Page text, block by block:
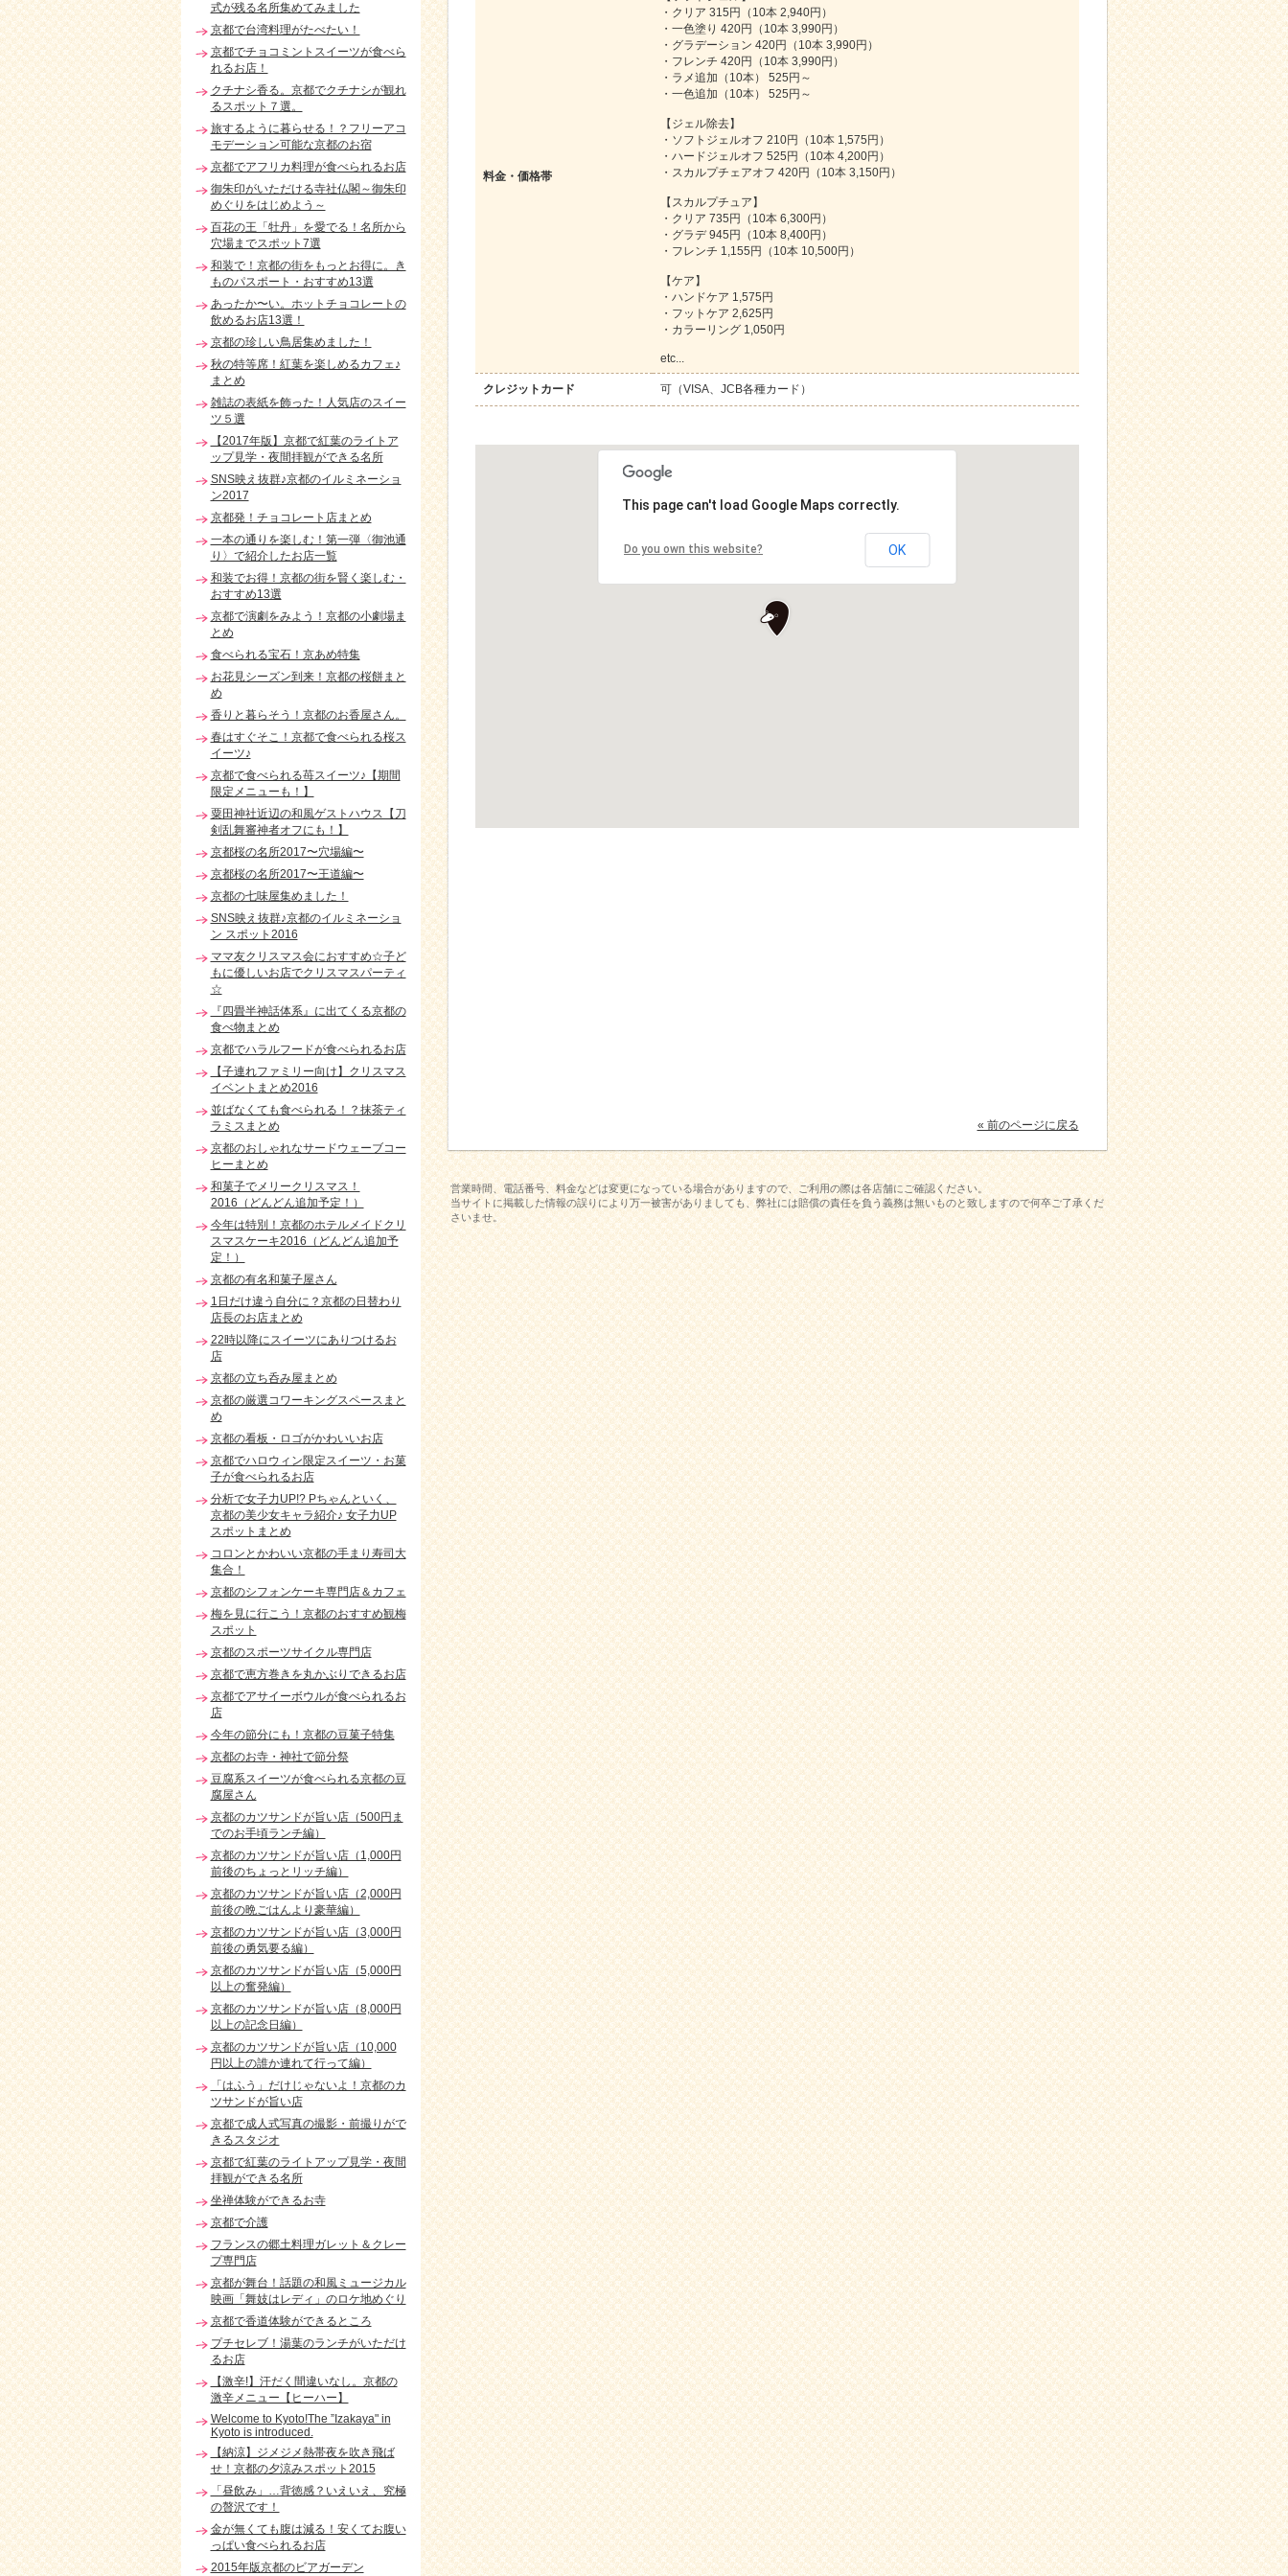
料金・価格帯
・クリア 315円（10本 2,940円）
・一色塗り 420円（10本 3,990円）
・グラデーション 420円（10本 3,990円）
・フレンチ 420円（10本 3,990円）
・ラメ追加（10本） 525円～
・一色追加（10本） 525円～
【ジェル除去】
・ソフトジェルオフ 210円（10本 1,575円）
・ハードジェルオフ 525円（10本 4,200円）
・スカルプチェアオフ 420円（10本 3,150円）
【スカルプチュア】
・クリア 735円（10本 6,300円）
・グラデ 945円（10本 8,400円）
・フレンチ 1,155円（10本 10,500円）
【ケア】
・ハンドケア 1,575円
・フットケア 2,625円
・カラーリング 1,050円
etc...
クレジットカード 可（VISA、JCB各種カード）
This page can't load Google Maps correctly.
Do you own this website? OK
« 前のページに戻る
営業時間、電話番号、料金などは変更になっている場合がありますので、ご利用の際は各店舗にご確認ください。
当サイトに掲載した情報の誤りにより万一被害がありましても、弊社には賠償の責任を負う義務は無いものと致しますので何卒ご了承くだ
さいませ。
式が残る名所集めてみました
京都で台湾料理がたべたい！
京都でチョコミントスイーツが食べら
れるお店！
クチナシ香る。京都でクチナシが観れ
るスポット７選。
旅するように暮らせる！？フリーアコ
モデーション可能な京都のお宿
京都でアフリカ料理が食べられるお店
御朱印がいただける寺社仏閣～御朱印
めぐりをはじめよう～
百花の王「牡丹」を愛でる！名所から
穴場までスポット7選
和装で！京都の街をもっとお得に。き
ものパスポート・おすすめ13選
あったか〜い。ホットチョコレートの
飲めるお店13選！
京都の珍しい鳥居集めました！
秋の特等席！紅葉を楽しめるカフェ♪
まとめ
雑誌の表紙を飾った！人気店のスイー
ツ５選
【2017年版】京都で紅葉のライトア
ップ見学・夜間拝観ができる名所
SNS映え抜群♪京都のイルミネーショ
ン2017
京都発！チョコレート店まとめ
一本の通りを楽しむ！第一弾〈御池通
り〉で紹介したお店一覧
和装でお得！京都の街を賢く楽しむ・
おすすめ13選
京都で演劇をみよう！京都の小劇場ま
とめ
食べられる宝石！京あめ特集
お花見シーズン到来！京都の桜餅まと
め
香りと暮らそう！京都のお香屋さん。
春はすぐそこ！京都で食べられる桜ス
イーツ♪
京都で食べられる苺スイーツ♪【期間
限定メニューも！】
粟田神社近辺の和風ゲストハウス【刀
剣乱舞審神者オフにも！】
京都桜の名所2017〜穴場編〜
京都桜の名所2017〜王道編〜
京都の七味屋集めました！
SNS映え抜群♪京都のイルミネーショ
ン スポット2016
ママ友クリスマス会におすすめ☆子ど
もに優しいお店でクリスマスパーティ
☆
『四畳半神話体系』に出てくる京都の
食べ物まとめ
京都でハラルフードが食べられるお店
【子連れファミリー向け】クリスマス
イベントまとめ2016
並ばなくても食べられる！？抹茶ティ
ラミスまとめ
京都のおしゃれなサードウェーブコー
ヒーまとめ
和菓子でメリークリスマス！
2016（どんどん追加予定！）
今年は特別！京都のホテルメイドクリ
スマスケーキ2016（どんどん追加予
定！）
京都の有名和菓子屋さん
1日だけ違う自分に？京都の日替わり
店長のお店まとめ
22時以降にスイーツにありつけるお
店
京都の立ち呑み屋まとめ
京都の厳選コワーキングスペースまと
め
京都の看板・ロゴがかわいいお店
京都でハロウィン限定スイーツ・お菓
子が食べられるお店
分析で女子力UP!? Pちゃんといく、
京都の美少女キャラ紹介♪ 女子力UP
スポットまとめ
コロンとかわいい京都の手まり寿司大
集合！
京都のシフォンケーキ専門店＆カフェ
梅を見に行こう！京都のおすすめ観梅
スポット
京都のスポーツサイクル専門店
京都で恵方巻きを丸かぶりできるお店
京都でアサイーボウルが食べられるお
店
今年の節分にも！京都の豆菓子特集
京都のお寺・神社で節分祭
豆腐系スイーツが食べられる京都の豆
腐屋さん
京都のカツサンドが旨い店（500円ま
でのお手頃ランチ編）
京都のカツサンドが旨い店（1,000円
前後のちょっとリッチ編）
京都のカツサンドが旨い店（2,000円
前後の晩ごはんより豪華編）
京都のカツサンドが旨い店（3,000円
前後の勇気要る編）
京都のカツサンドが旨い店（5,000円
以上の奮発編）
京都のカツサンドが旨い店（8,000円
以上の記念日編）
京都のカツサンドが旨い店（10,000
円以上の誰か連れて行って編）
「はふう」だけじゃないよ！京都のカ
ツサンドが旨い店
京都で成人式写真の撮影・前撮りがで
きるスタジオ
京都で紅葉のライトアップ見学・夜間
拝観ができる名所
坐禅体験ができるお寺
京都で介護
フランスの郷土料理ガレット＆クレー
プ専門店
京都が舞台！話題の和風ミュージカル
映画「舞妓はレディ」のロケ地めぐり
京都で香道体験ができるところ
プチセレブ！湯葉のランチがいただけ
るお店
【激辛!】汗だく間違いなし。京都の
激辛メニュー【ヒーハー】
Welcome to Kyoto!The ”Izakaya" in
Kyoto is introduced.
【納涼】ジメジメ熱帯夜を吹き飛ば
せ！京都の夕涼みスポット2015
「昼飲み」…背徳感？いえいえ、究極
の贅沢です！
金が無くても腹は減る！安くてお腹い
っぱい食べられるお店
2015年版京都のビアガーデン